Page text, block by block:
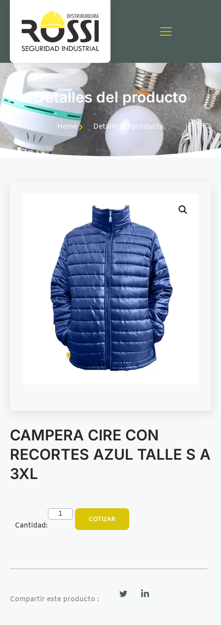
Detalles del producto
Home Detalle del producto
CAMPERA CIRE CON
RECORTES AZUL TALLE S A
3XL
Cantidad:
COTIZAR
Compartir este producto :